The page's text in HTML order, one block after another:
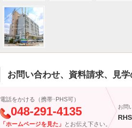
お問い合わせ、資料請求、見
電話をかける（携帯･PHS可）
048-291-4135
「ホームページを見た」 とお伝え下さい。
お問